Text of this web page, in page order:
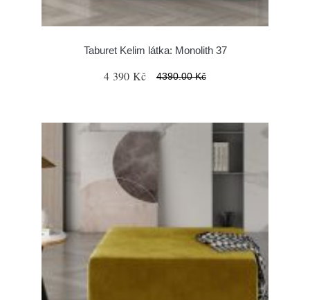
Taburet Kelim látka: Monolith 37
4 390 Kč 4390.00 Kč